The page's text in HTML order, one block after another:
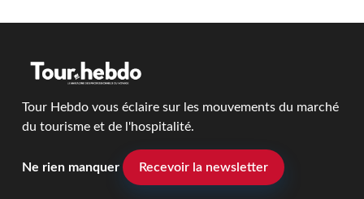
Tour Hebdo vous éclaire sur les mouvements du marché
du tourisme et de l'hospitalité.
Ne rien manquer Recevoir la newsletter